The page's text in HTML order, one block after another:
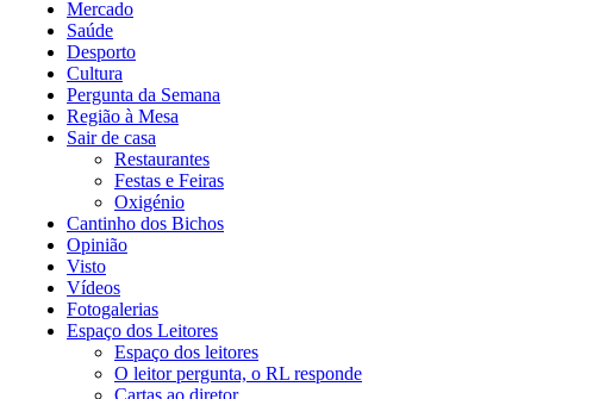
Mercado
Saúde
Desporto
Cultura
Pergunta da Semana
Região à Mesa
Sair de casa
Restaurantes
Festas e Feiras
Oxigénio
Cantinho dos Bichos
Opinião
Visto
Vídeos
Fotogalerias
Espaço dos Leitores
Espaço dos leitores
O leitor pergunta, o RL responde
Cartas ao diretor